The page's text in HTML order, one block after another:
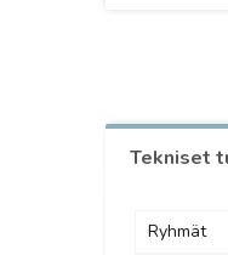
Tekniset
Ryhmät